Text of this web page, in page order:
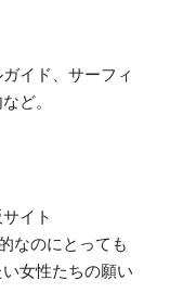
イド、サーフィ
ど。
イト
なのにとっても
女性たちの願い